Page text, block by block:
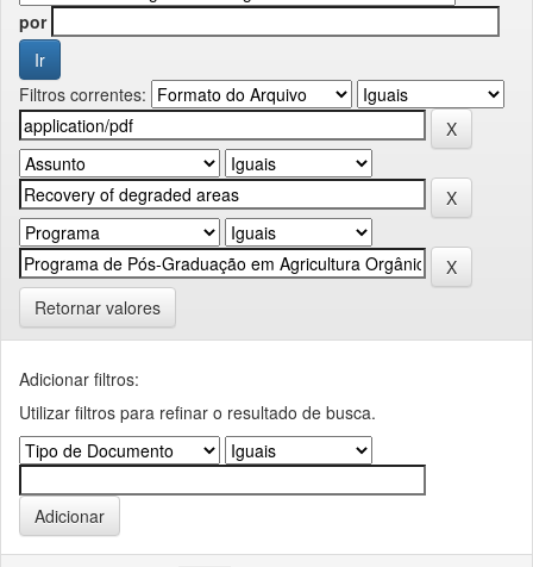
por
Filtros correntes:
Retornar valores
Adicionar filtros:
Utilizar filtros para refinar o resultado de busca.